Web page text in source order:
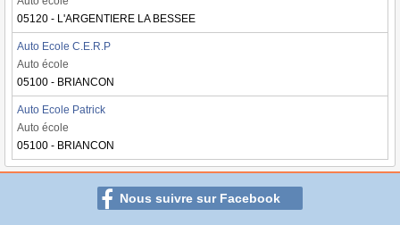
05120 - L'ARGENTIERE LA BESSEE
Auto Ecole C.E.R.P
Auto école
05100 - BRIANCON
Auto Ecole Patrick
Auto école
05100 - BRIANCON
Nous suivre sur Facebook